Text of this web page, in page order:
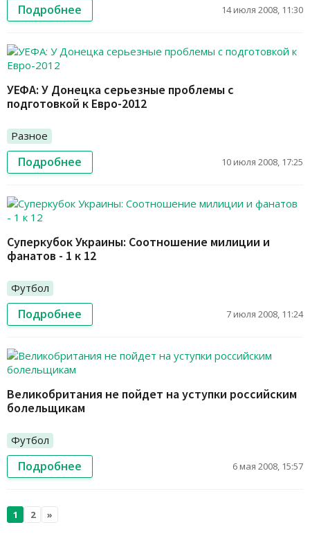
Подробнее 14 июля 2008, 11:30
УЕФА: У Донецка серьезные проблемы с
подготовкой к Евро-2012
Разное
Подробнее 10 июля 2008, 17:25
Суперкубок Украины: Соотношение милиции и
фанатов - 1 к 12
Футбол
Подробнее 7 июля 2008, 11:24
Великобритания не пойдет на уступки российским
болельщикам
Футбол
Подробнее 6 мая 2008, 15:57
1 2 »